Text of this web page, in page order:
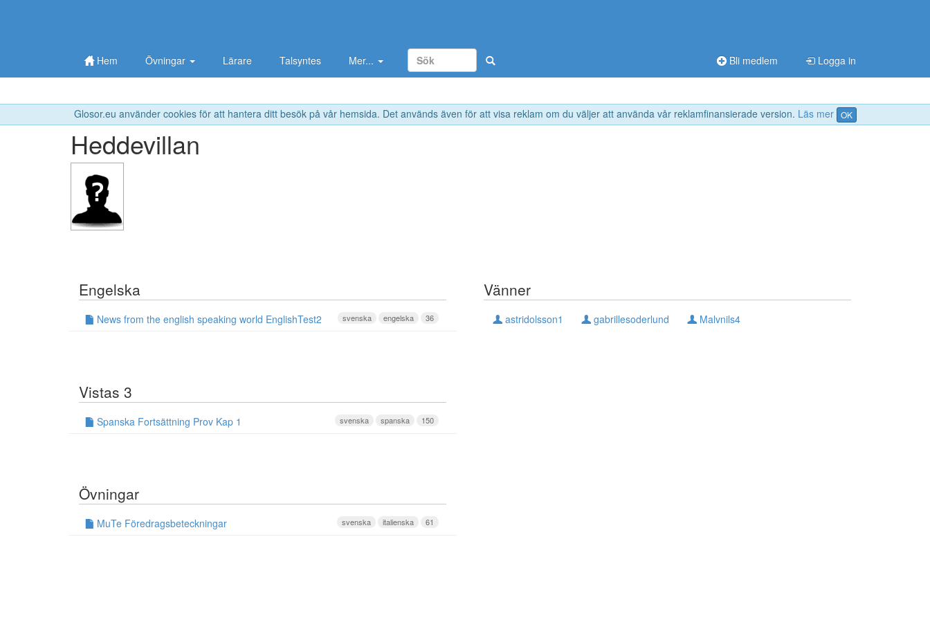
Glosor.eu använder cookies för att hantera ditt besök på vår hemsida. Det används även för att visa reklam om du väljer att använda vår reklamfinansierade version. Läs mer OK
Hem Övningar Lärare Talsyntes Mer... Bli medlem Logga in
Heddevillan
Engelska
36
engelska
svenska
News from the english speaking world EnglishTest2
Vistas 3
150
spanska
svenska
Spanska Fortsättning Prov Kap 1
Övningar
61
italienska
svenska
MuTe Föredragsbeteckningar
Vänner
astridolsson1 gabrillesoderlund Malvnils4